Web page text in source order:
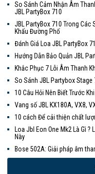
So Sánh Cảm Nhận Âm
JBL PartyBox 710
JBL PartyBox 710 Trong Các
Khấu Đường Phố
Đánh Giá Loa JBL PartyBox
Hướng Dẫn Bảo Quản JBL
Khắc Phục 7 Lỗi Âm Thanh
So Sánh JBL Partybox
10 Câu Hỏi Nên Biết Trước
Vang số JBL KX180A, VX8,
10 cách Để cải thiện chất
Loa Jbl Eon One Mk2 Là Gì
Này
Bose 502A: Giải pháp âm